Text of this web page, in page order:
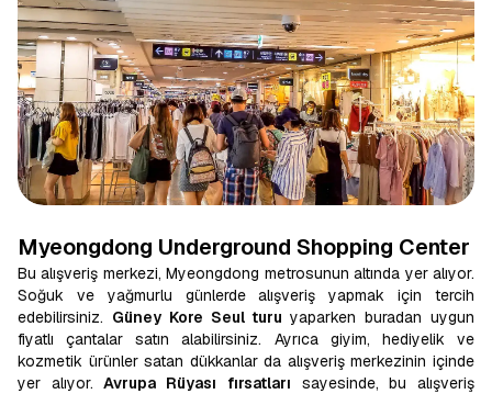
Myeongdong Underground Shopping Center
Bu alışveriş merkezi, Myeongdong metrosunun altında yer alıyor.
Soğuk ve yağmurlu günlerde alışveriş yapmak için tercih
edebilirsiniz. Güney Kore Seul turuyaparken buradan uygun
fiyatlı çantalar satın alabilirsiniz. Ayrıca giyim, hediyelik ve
kozmetik ürünler satan dükkanlar da alışveriş merkezinin içinde
yer alıyor.Avrupa Rüyası fırsatları sayesinde, bu alışveriş